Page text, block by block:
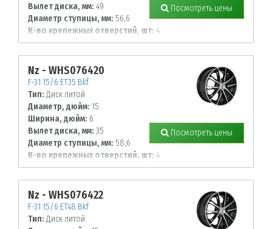
Вылет диска, мм: 49
Диаметр ступицы, мм: 56,6
К-во крепежных отверстий, шт: 4
Диаметр располож. отверстий, мм:
100
Посмотреть цены
Nz - WHS076420
F-31 15/6 ET35 Bkf
Тип: Диск литой
Диаметр, дюйм: 15
Ширина, дюйм: 6
Вылет диска, мм: 35
Диаметр ступицы, мм: 58,6
К-во крепежных отверстий, шт: 4
Диаметр располож. отверстий, мм:
98
Посмотреть цены
Nz - WHS076422
F-31 15/6 ET48 Bkf
Тип: Диск литой